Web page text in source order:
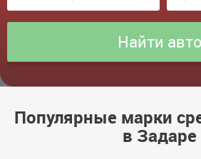
Популярные марки
в Задаре